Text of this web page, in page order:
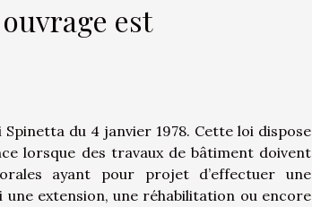
est
du 4 janvier 1978. Cette loi dispose
lorsque des travaux de bâtiment doivent
ayant pour projet d’effectuer une
extension, une réhabilitation ou encore